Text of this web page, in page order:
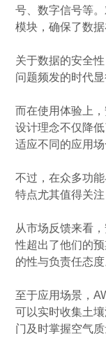
号、数字信号等
模块，确保了数
关于数据的安全
问题频发的时代
而在使用体验上
设计理念不仅降
适应不同的应用
不过，在众多功
特点尤其值得关
从市场反馈来看
性超出了他们的
的性与负责任态
至于应用场景，
可以实时收集土
门及时掌握空气